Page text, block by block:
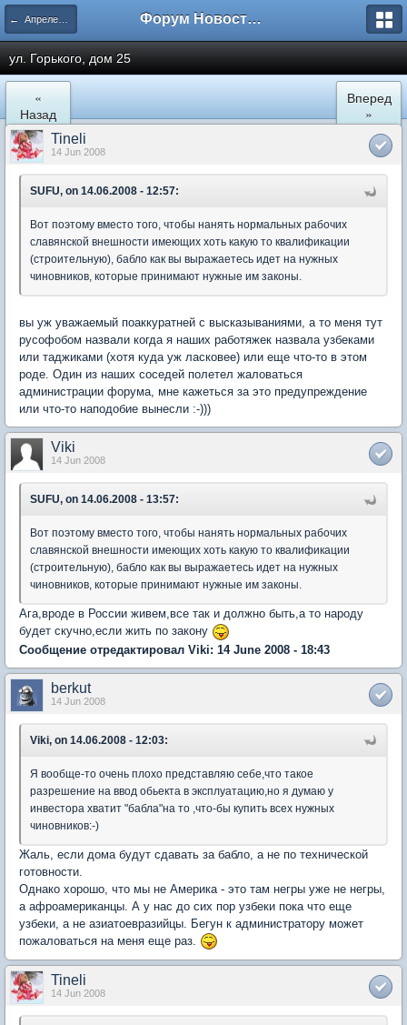
← Апрелевка Форум Новостройки
ул. Горького, дом 25
«
Назад
Вперед
»
Tineli
14 Jun 2008
SUFU, on 14.06.2008 - 12:57:
Вот поэтому вместо того, чтобы нанять нормальных рабочих
славянской внешности имеющих хоть какую то квалификации
(строительную), бабло как вы выражаетесь идет на нужных
чиновников, которые принимают нужные им законы.
вы уж уважаемый поаккуратней с высказываниями, а то меня тут
русофобом назвали когда я наших работяжек назвала узбеками
или таджиками (хотя куда уж ласковее) или еще что-то в этом
роде. Один из наших соседей полетел жаловаться
администрации форума, мне кажеться за это предупреждение
или что-то наподобие вынесли :-)))
Viki
14 Jun 2008
SUFU, on 14.06.2008 - 13:57:
Вот поэтому вместо того, чтобы нанять нормальных рабочих
славянской внешности имеющих хоть какую то квалификации
(строительную), бабло как вы выражаетесь идет на нужных
чиновников, которые принимают нужные им законы.
Ага,вроде в России живем,все так и должно быть,а то народу
будет скучно,если жить по закону
Сообщение отредактировал Viki: 14 June 2008 - 18:43
berkut
14 Jun 2008
Viki, on 14.06.2008 - 12:03:
Я вообще-то очень плохо представляю себе,что такое
разрешение на ввод обьекта в эксплуатацию,но я думаю у
инвестора хватит "бабла"на то ,что-бы купить всех нужных
чиновников:-)
Жаль, если дома будут сдавать за бабло, а не по технической
готовности.
Однако хорошо, что мы не Америка - это там негры уже не негры,
а афроамериканцы. А у нас до сих пор узбеки пока что еще
узбеки, а не азиатоевразийцы. Бегун к администратору может
пожаловаться на меня еще раз.
Tineli
14 Jun 2008